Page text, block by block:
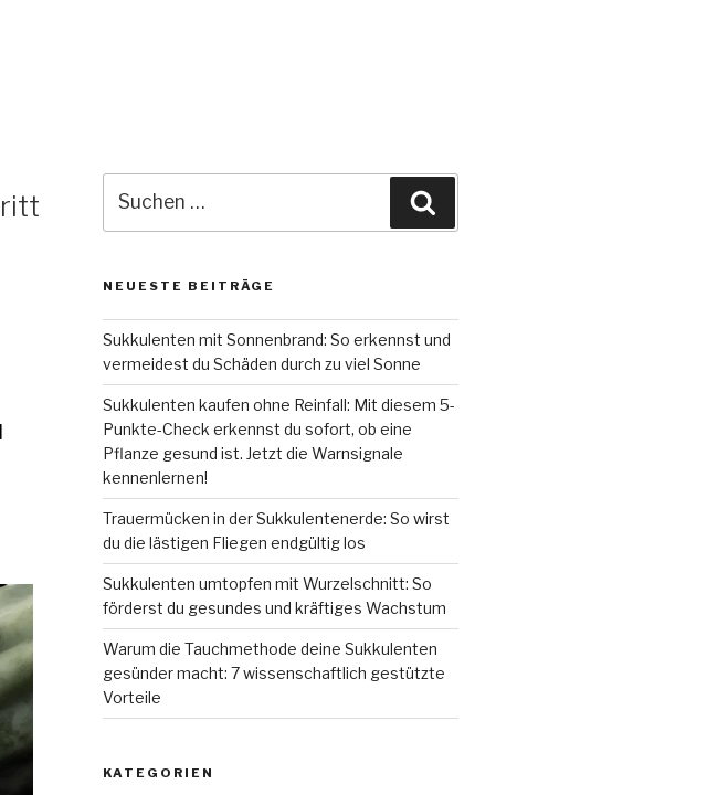
NEUESTE BEITRÄGE
Sukkulenten mit Sonnenbrand: So erkennst und
vermeidest du Schäden durch zu viel Sonne
Sukkulenten kaufen ohne Reinfall: Mit diesem 5-
Punkte-Check erkennst du sofort, ob eine
Pflanze gesund ist. Jetzt die Warnsignale
kennenlernen!
Trauermücken in der Sukkulentenerde: So wirst
du die lästigen Fliegen endgültig los
Sukkulenten umtopfen mit Wurzelschnitt: So
förderst du gesundes und kräftiges Wachstum
Warum die Tauchmethode deine Sukkulenten
gesünder macht: 7 wissenschaftlich gestützte
Vorteile
KATEGORIEN